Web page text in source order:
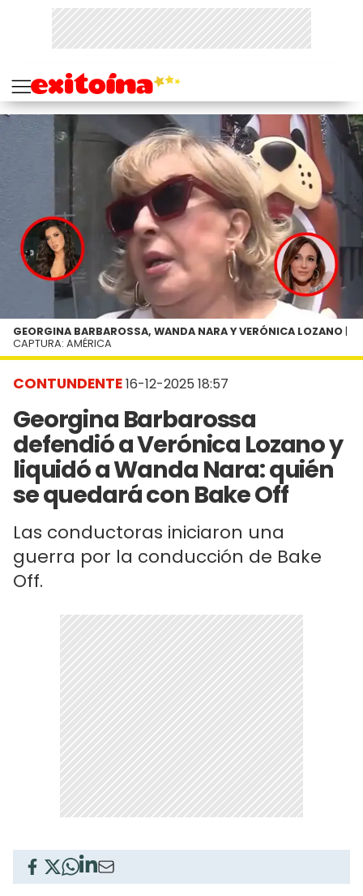
CONTUNDENTE16-12-2025 18:57
Georgina Barbarossa
defendió a Verónica Lozano y
liquidó a Wanda Nara: quién
se quedará con Bake Off
Las conductoras iniciaron una
guerra por la conducción de Bake
Off.
GEORGINA BARBAROSSA, WANDA NARA Y VERÓNICA LOZANO |
CAPTURA: AMÉRICA